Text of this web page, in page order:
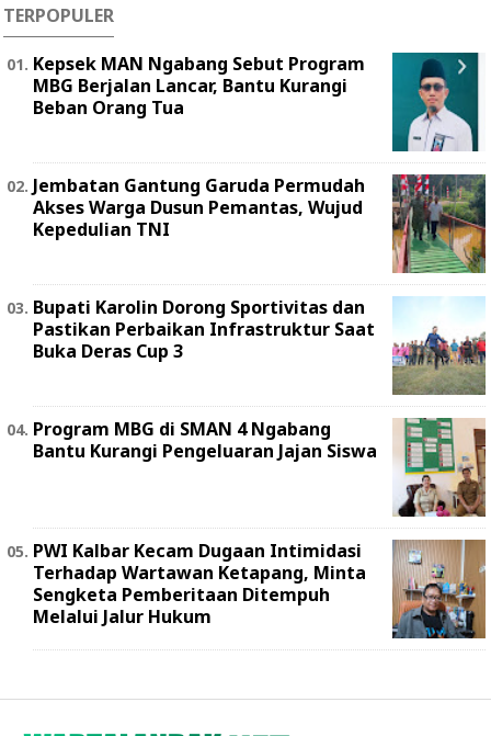
TERPOPULER
Kepsek MAN Ngabang Sebut Program
MBG Berjalan Lancar, Bantu Kurangi
Beban Orang Tua
Jembatan Gantung Garuda Permudah
Akses Warga Dusun Pemantas, Wujud
Kepedulian TNI
Bupati Karolin Dorong Sportivitas dan
Pastikan Perbaikan Infrastruktur Saat
Buka Deras Cup 3
Program MBG di SMAN 4 Ngabang
Bantu Kurangi Pengeluaran Jajan Siswa
PWI Kalbar Kecam Dugaan Intimidasi
Terhadap Wartawan Ketapang, Minta
Sengketa Pemberitaan Ditempuh
Melalui Jalur Hukum